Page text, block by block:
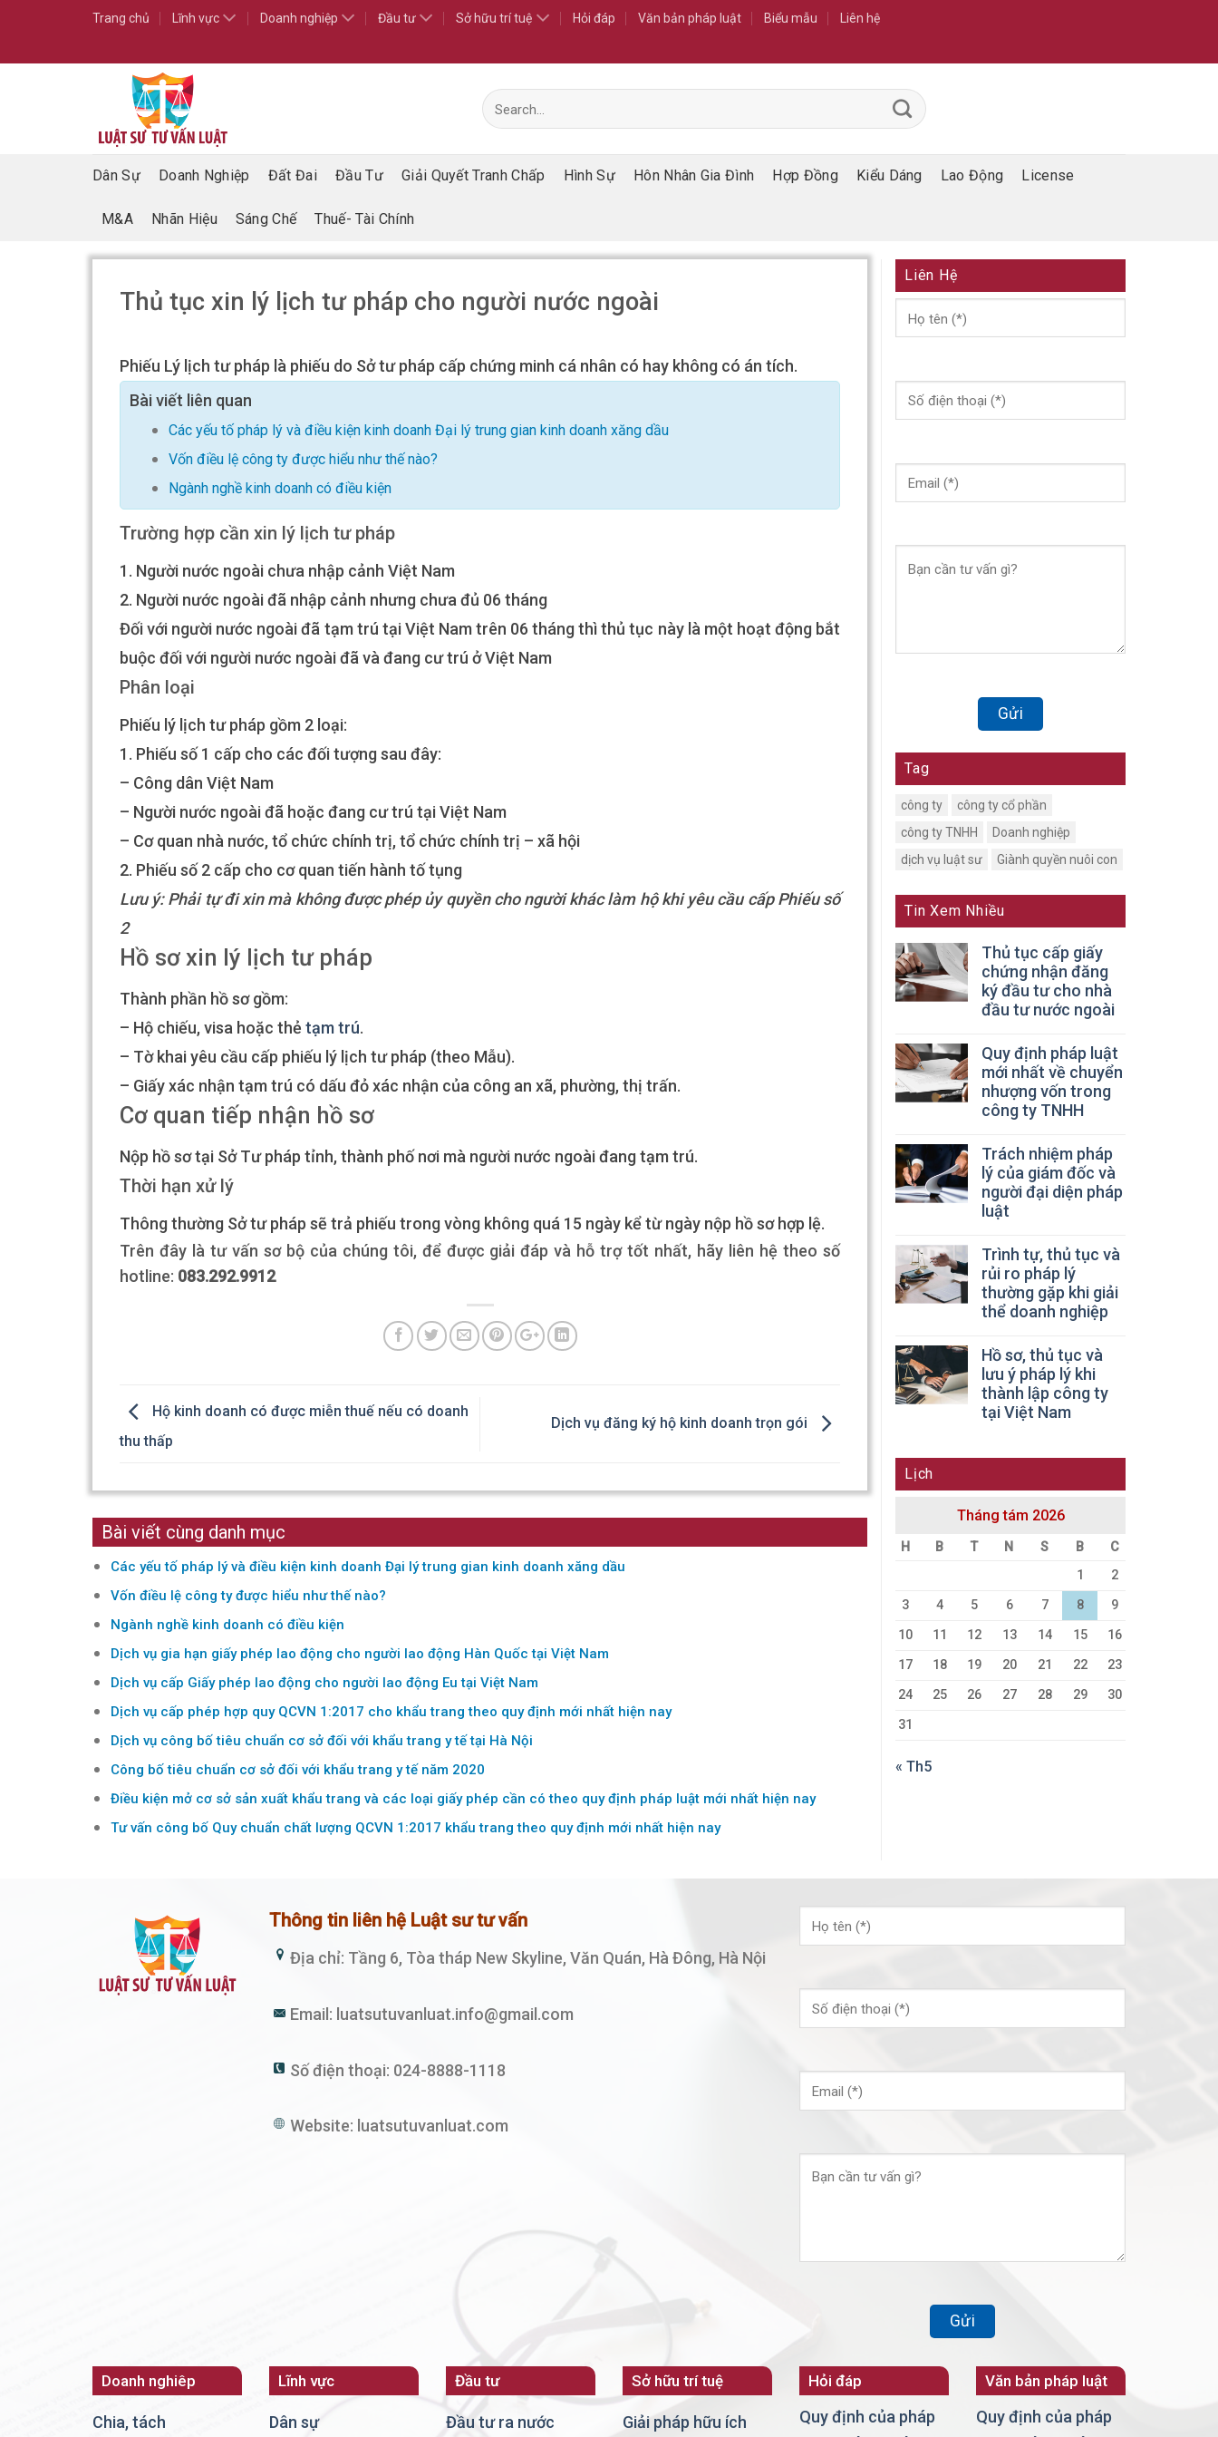
Trang chủ Lĩnh vực Doanh nghiệp Đầu tư Sở hữu trí tuệ Hỏi đáp Văn bản pháp luật Biểu mẫu Liên hệ
Dân Sự Doanh Nghiệp Đất Đai Đầu Tư Giải Quyết Tranh Chấp Hình Sự Hôn Nhân Gia Đình Hợp Đồng Kiểu Dáng Lao Động License
M&A Nhãn Hiệu Sáng Chế Thuế- Tài Chính
Thủ tục xin lý lịch tư pháp cho người nước ngoài
Phiếu Lý lịch tư pháp là phiếu do Sở tư pháp cấp chứng minh cá nhân có hay không có án tích.
Bài viết liên quan
Các yếu tố pháp lý và điều kiện kinh doanh Đại lý trung gian kinh doanh xăng dầu
Vốn điều lệ công ty được hiểu như thế nào?
Ngành nghề kinh doanh có điều kiện
Trường hợp cần xin lý lịch tư pháp
1. Người nước ngoài chưa nhập cảnh Việt Nam
2. Người nước ngoài đã nhập cảnh nhưng chưa đủ 06 tháng
Đối với người nước ngoài đã tạm trú tại Việt Nam trên 06 tháng thì thủ tục này là một hoạt động bắt
buộc đối với người nước ngoài đã và đang cư trú ở Việt Nam
Phân loại
Phiếu lý lịch tư pháp gồm 2 loại:
1. Phiếu số 1 cấp cho các đối tượng sau đây:
– Công dân Việt Nam
– Người nước ngoài đã hoặc đang cư trú tại Việt Nam
– Cơ quan nhà nước, tổ chức chính trị, tổ chức chính trị – xã hội
2. Phiếu số 2 cấp cho cơ quan tiến hành tố tụng
Lưu ý: Phải tự đi xin mà không được phép ủy quyền cho người khác làm hộ khi yêu cầu cấp Phiếu số
2
Hồ sơ xin lý lịch tư pháp
Thành phần hồ sơ gồm:
– Hộ chiếu, visa hoặc thẻ tạm trú.
– Tờ khai yêu cầu cấp phiếu lý lịch tư pháp (theo Mẫu).
– Giấy xác nhận tạm trú có dấu đỏ xác nhận của công an xã, phường, thị trấn.
Cơ quan tiếp nhận hồ sơ
Nộp hồ sơ tại Sở Tư pháp tỉnh, thành phố nơi mà người nước ngoài đang tạm trú.
Thời hạn xử lý
Thông thường Sở tư pháp sẽ trả phiếu trong vòng không quá 15 ngày kể từ ngày nộp hồ sơ hợp lệ.
Trên đây là tư vấn sơ bộ của chúng tôi, để được giải đáp và hỗ trợ tốt nhất, hãy liên hệ theo số
hotline: 083.292.9912
Hộ kinh doanh có được miễn thuế nếu có doanh
thu thấp
Dịch vụ đăng ký hộ kinh doanh trọn gói
Bài viết cùng danh mục
Các yếu tố pháp lý và điều kiện kinh doanh Đại lý trung gian kinh doanh xăng dầu
Vốn điều lệ công ty được hiểu như thế nào?
Ngành nghề kinh doanh có điều kiện
Dịch vụ gia hạn giấy phép lao động cho người lao động Hàn Quốc tại Việt Nam
Dịch vụ cấp Giấy phép lao động cho người lao động Eu tại Việt Nam
Dịch vụ cấp phép hợp quy QCVN 1:2017 cho khẩu trang theo quy định mới nhất hiện nay
Dịch vụ công bố tiêu chuẩn cơ sở đối với khẩu trang y tế tại Hà Nội
Công bố tiêu chuẩn cơ sở đối với khẩu trang y tế năm 2020
Điều kiện mở cơ sở sản xuất khẩu trang và các loại giấy phép cần có theo quy định pháp luật mới nhất hiện nay
Tư vấn công bố Quy chuẩn chất lượng QCVN 1:2017 khẩu trang theo quy định mới nhất hiện nay
Liên Hệ
Tag
công ty
công ty cổ phần
công ty TNHH
Doanh nghiệp
dịch vụ luật sư
Giành quyền nuôi con
Tin Xem Nhiều
Thủ tục cấp giấy
chứng nhận đăng
ký đầu tư cho nhà
đầu tư nước ngoài
Quy định pháp luật
mới nhất về chuyển
nhượng vốn trong
công ty TNHH
Trách nhiệm pháp
lý của giám đốc và
người đại diện pháp
luật
Trình tự, thủ tục và
rủi ro pháp lý
thường gặp khi giải
thể doanh nghiệp
Hồ sơ, thủ tục và
lưu ý pháp lý khi
thành lập công ty
tại Việt Nam
Lịch
Tháng tám 2026
H B T N S B
C
1
2
3
4 5 6 7 8
9
10
11 12 13 14 15
16
17
18 19 20 21 22
23
24
25 26 27 28 29
30
31
« Th5
Thông tin liên hệ Luật sư tư vấn
Địa chỉ: Tầng 6, Tòa tháp New Skyline, Văn Quán, Hà Đông, Hà Nội
Email: luatsutuvanluat.info@gmail.com
Số điện thoại: 024-8888-1118
Website: luatsutuvanluat.com
Doanh nghiêp
Chia, tách
Lĩnh vực
Dân sự
Đầu tư
Đầu tư ra nước
Sở hữu trí tuệ
Giải pháp hữu ích
Hỏi đáp
Quy định của pháp
Văn bản pháp luật
Quy định của pháp